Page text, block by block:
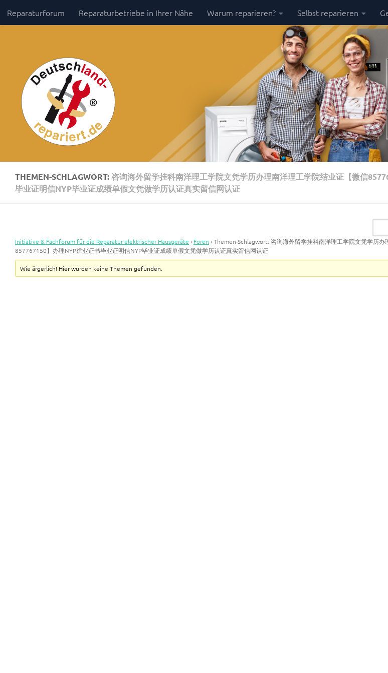
Zum Inhalt springen
Reparaturforum Reparaturbetriebe in Ihrer Nähe Warum reparieren? Selbst reparieren
THEMEN-SCHLAGWORT: 咨询海外留学挂科南洋理工学院文凭学历办理南洋理工学院结业证【微信
毕业证明信NYP毕业证成绩单假文凭做学历认证真实留信网认证
Initiative & Fachforum für die Reparatur elektrischer Hausgeräte › Foren ›Themen-Schlagwort: 咨询海外留学挂科南洋理工学院文凭学历
857767150】办理NYP肄业证书毕业证明信NYP毕业证成绩单假文凭做学历认证真实留信网认证
Wie ärgerlich! Hier wurden keine Themen gefunden.